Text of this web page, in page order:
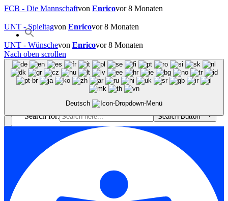
Search for: Search Button
FCB - Die Mannschaftvon Enricovor 8 Monaten
UNT - Spieltagvon Enricovor 8 Monaten
UNT - Wünschevon Enricovor 8 Monaten
Nach oben scrollen
Deutsch